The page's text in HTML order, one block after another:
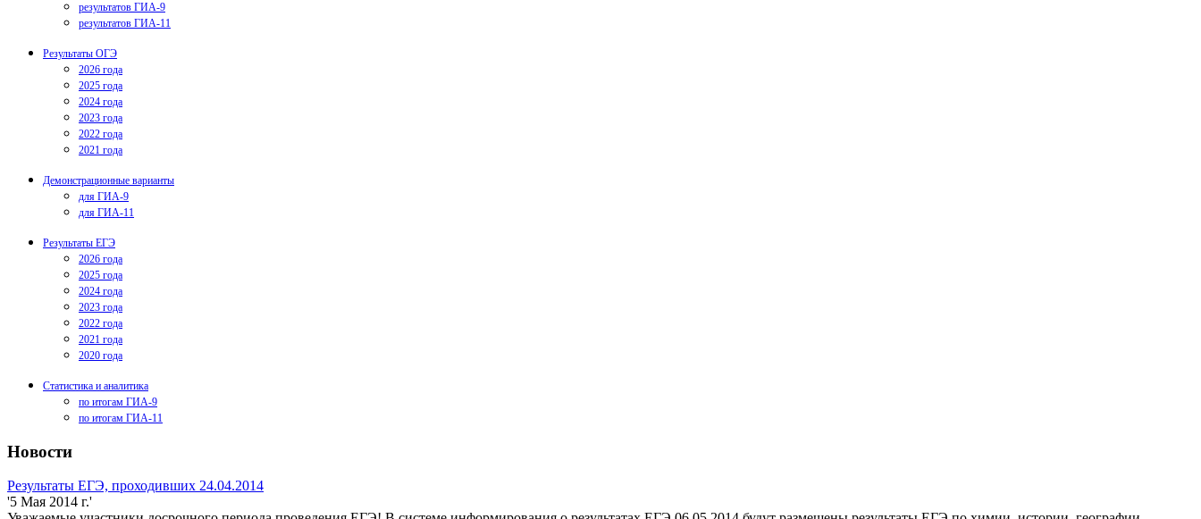
результатов ГИА-9
результатов ГИА-11
Результаты ОГЭ
2026 года
2025 года
2024 года
2023 года
2022 года
2021 года
Демонстрационные варианты
для ГИА-9
для ГИА-11
Результаты ЕГЭ
2026 года
2025 года
2024 года
2023 года
2022 года
2021 года
2020 года
Статистика и аналитика
по итогам ГИА-9
по итогам ГИА-11
Новости
Результаты ЕГЭ, проходивших 24.04.2014
'5 Мая 2014 г.'